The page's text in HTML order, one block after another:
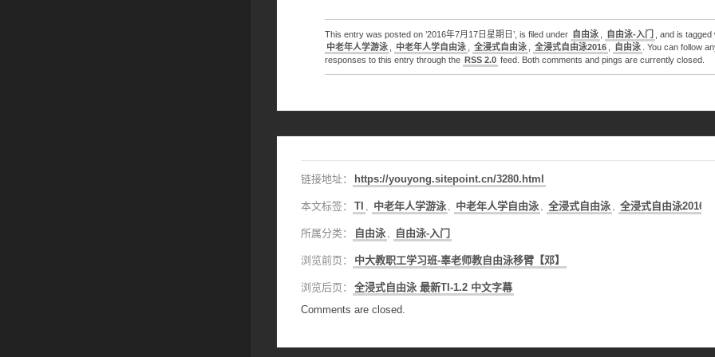
This entry was posted on ’2016年7月17日星期日’, is filed under 自由泳 自由泳-入门 , and is tagged
中老年人学游泳
中老年人学自由泳 全浸式自由泳 全浸式自由泳2016 自由泳
. You can follow
responses to this entry through the RSS 2.0 feed. Both comments and pings are currently closed.
链接地址： https://youyong.sitepoint.cn/3280.html
本文标签： TI , 中老年人学游泳 , 中老年人学自由泳 , 全浸式自由泳 , 全浸式自由泳2016
所属分类： 自由泳 , 自由泳-入门
浏览前页： 中大教职工学习班-辜老师教自由泳移臂【邓】
浏览后页：
全浸式自由泳 最新TI-1.2 中文字幕
Comments are closed.